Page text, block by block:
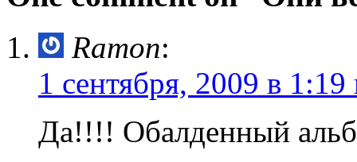
Ramon:
1 сентября, 2009 в 1:19
Да!!!! Обалденный